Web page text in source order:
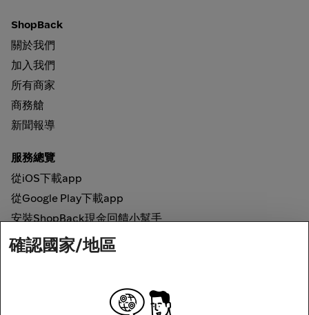
ShopBack
關於我們
加入我們
所有商家
商務艙
新聞報導
服務總覽
從iOS下載app
從Google Play下載app
安裝ShopBack現金回饋小幫手
如何運作
確認國家/地區